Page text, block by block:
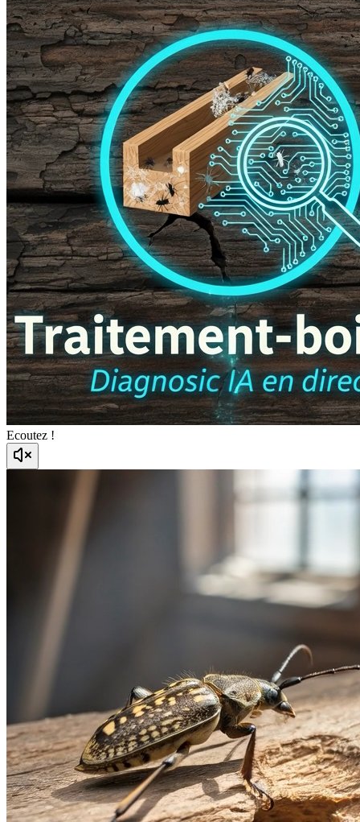
Ecoutez !